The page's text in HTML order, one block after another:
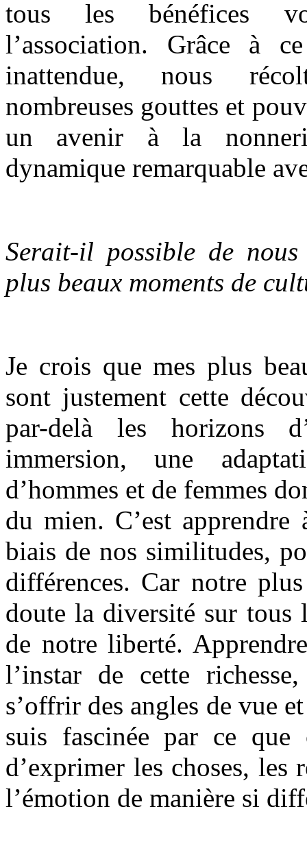
tous les bénéfices
l’association. Grâce à
inattendue, nous
nombreuses gouttes et
un avenir à la
dynamique remarquable
Serait-il possible de
plus beaux moments de
Je crois que mes plus
sont justement cette
par-delà les horizons
immersion, une
d’hommes et de femmes
du mien. C’est
biais de nos similitudes,
différences. Car notre
doute la diversité sur tous
de notre liberté.
l’instar de cette
s’offrir des angles de vue
suis fascinée par ce que
d’exprimer les choses, les
l’émotion de manière si